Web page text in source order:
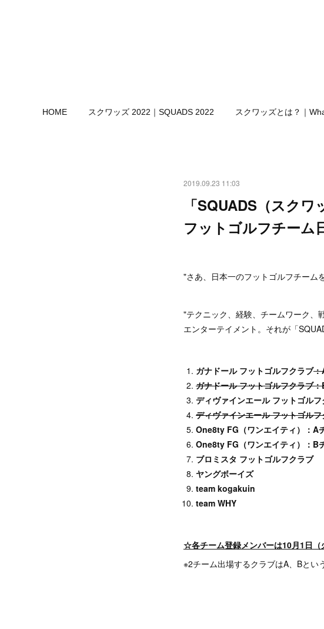
HOME スクワッズ 2022｜SQUADS 2022 スクワッズとは？｜
2019.09.23 11:03
「SQUADS（スク
フットゴルフチーム
"さあ、日本一のフットゴルフチーム
"テクニック、経験、チームワーク、
エンターテイメント。それが「
ガナドール フットゴルフクラブ：
ガナドール フットゴルフクラブ
ディヴァインエール フットゴル
ディヴァインエール フットゴル
One8ty FG（ワンエイティ）：A
One8ty FG（ワンエイティ）：B
ブロミスタ フットゴルフクラブ
ヤングボーイズ
team kogakuin
team WHY
☆各チーム登録メンバーは10月1日（
※2チーム出場するクラブはA、Bとい